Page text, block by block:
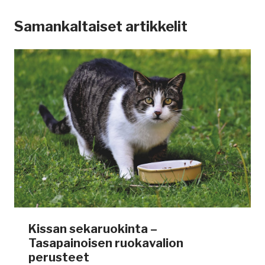
Samankaltaiset artikkelit
Kissan sekaruokinta –
Tasapainoisen ruokavalion
perusteet